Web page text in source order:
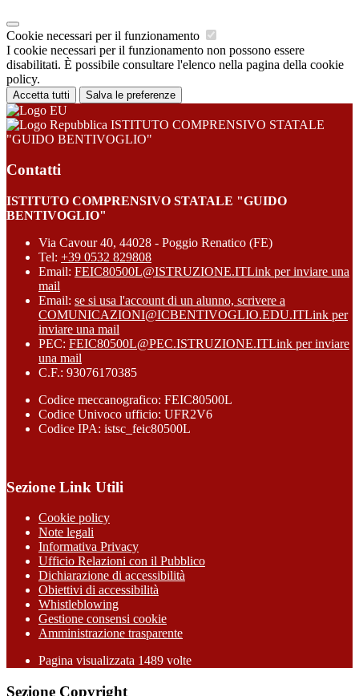
Cookie necessari per il funzionamento
I cookie necessari per il funzionamento non possono essere
disabilitati. È possibile consultare l'elenco nella pagina della cookie
policy.
Accetta tutti Salva le preferenze
ISTITUTO COMPRENSIVO STATALE
"GUIDO BENTIVOGLIO"
Contatti
ISTITUTO COMPRENSIVO STATALE "GUIDO
BENTIVOGLIO"
Via Cavour 40, 44028 - Poggio Renatico (FE)
Tel: +39 0532 829808
Email: FEIC80500L@ISTRUZIONE.ITLink per inviare una
mail
Email: se si usa l'account di un alunno, scrivere a
COMUNICAZIONI@ICBENTIVOGLIO.EDU.ITLink per
inviare una mail
PEC: FEIC80500L@PEC.ISTRUZIONE.ITLink per inviare
una mail
C.F.: 93076170385
Codice meccanografico: FEIC80500L
Codice Univoco ufficio: UFR2V6
Codice IPA: istsc_feic80500L
Sezione Link Utili
Cookie policy
Note legali
Informativa Privacy
Ufficio Relazioni con il Pubblico
Dichiarazione di accessibilità
Obiettivi di accessibilità
Whistleblowing
Gestione consensi cookie
Amministrazione trasparente
Pagina visualizzata 1489 volte
Sezione Copyright